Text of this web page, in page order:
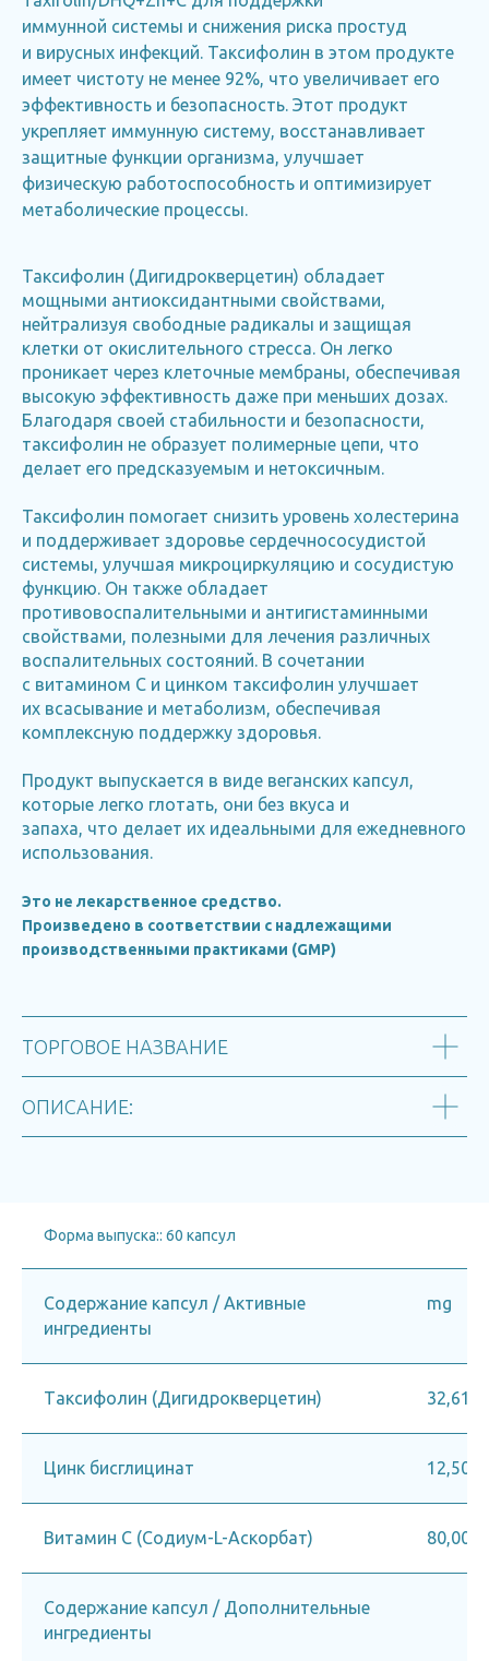
иммунной системы и снижения риска простуд
и вирусных инфекций. Таксифолин в этом продукте
имеет чистоту не менее 92%, что увеличивает его
эффективность и безопасность. Этот продукт
укрепляет иммунную систему, восстанавливает
защитные функции организма, улучшает
физическую работоспособность и оптимизирует
метаболические процессы.
Таксифолин (Дигидрокверцетин) обладает
мощными антиоксидантными свойствами,
нейтрализуя свободные радикалы и защищая
клетки от окислительного стресса. Он легко
проникает через клеточные мембраны, обеспечивая
высокую эффективность даже при меньших дозах.
Благодаря своей стабильности и безопасности,
таксифолин не образует полимерные цепи, что
делает его предсказуемым и нетоксичным.
Таксифолин помогает снизить уровень холестерина
и поддерживает здоровье сердечнососудистой
системы, улучшая микроциркуляцию и сосудистую
функцию. Он также обладает
противовоспалительными и антигистаминными
свойствами, полезными для лечения различных
воспалительных состояний. В сочетании
с витамином С и цинком таксифолин улучшает
их всасывание и метаболизм, обеспечивая
комплексную поддержку здоровья.
Продукт выпускается в виде веганских капсул,
которые легко глотать, они без вкуса и
запаха, что делает их идеальными для ежедневного
использования.
Это не лекарственное средство.
Произведено в соответствии с надлежащими
производственными практиками (GMP)
ТОРГОВОЕ НАЗВАНИЕ
ОПИСАНИЕ:
Форма выпуска:: 60 капсул
Содержание капсул / Активные
ингредиенты
mg
Tаксифолин (Дигидрокверцетин) 32,61
Цинк бисглицинат 12,50
Витамин C (Содиум-L-Аскорбат) 80,00
Содержание капсул / Дополнительные
ингредиенты